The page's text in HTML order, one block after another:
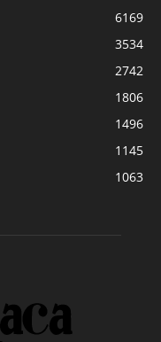
6169
3534
2742
1806
1496
1145
1063